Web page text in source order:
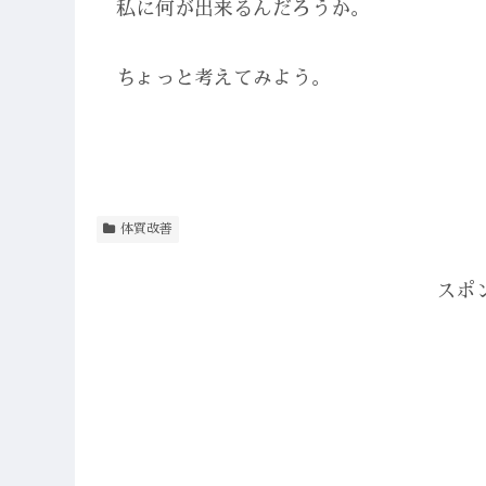
私に何が出来るんだろうか。
ちょっと考えてみよう。
体質改善
スポ